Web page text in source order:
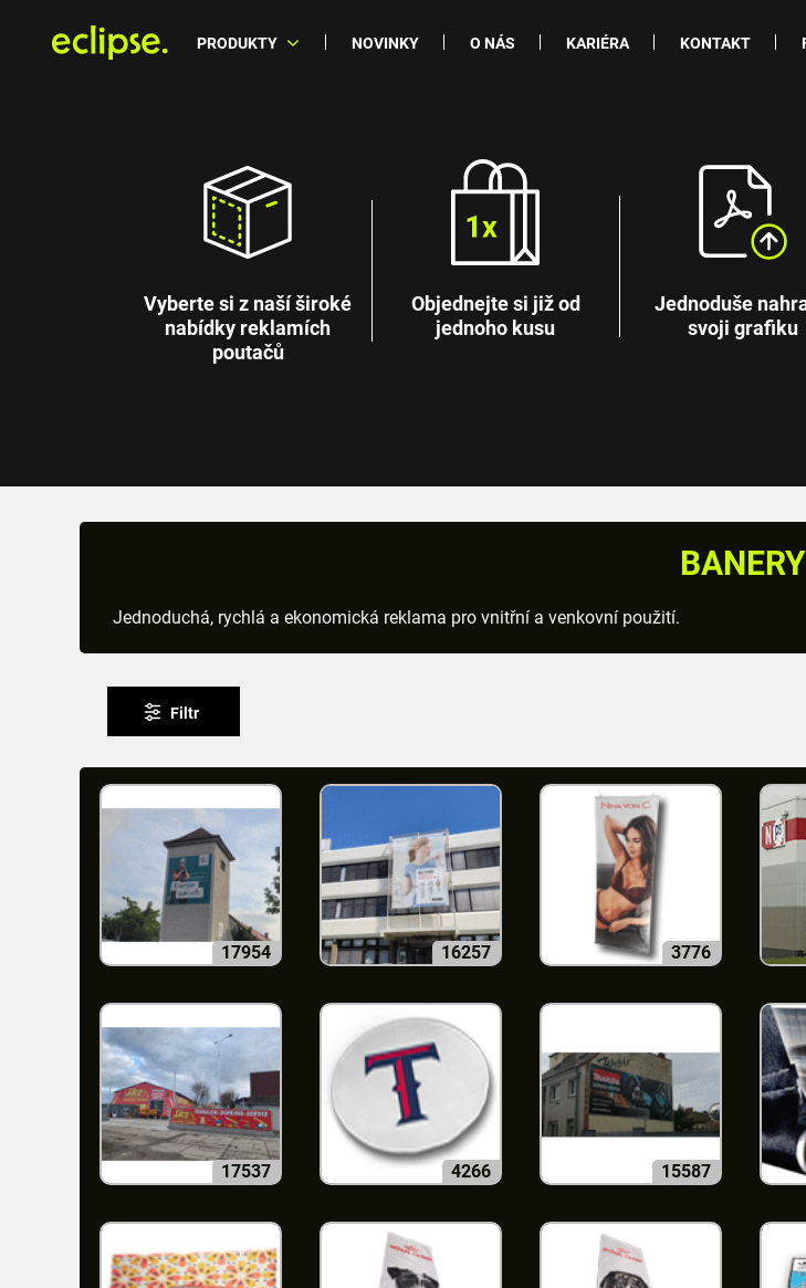
PRODUKTY NOVINKY O NÁS KARIÉRA KONTAKT
Vyberte si z naší široké
nabídky reklamích
poutačů
Objednejte si již od
jednoho kusu
Jednoduše
svoji grafiku
BANERY
Jednoduchá, rychlá a ekonomická reklama pro vnitřní a venkovní použití.
Filtr
17954 16257 3776
17537 4266 15587